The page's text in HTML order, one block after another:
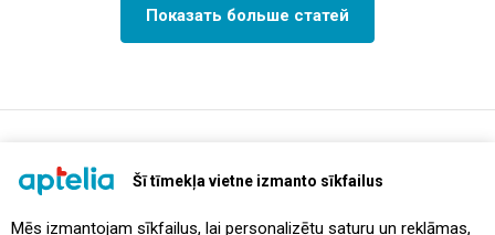
Šī tīmekļa vietne izmanto sīkfailus
Mēs izmantojam sīkfailus, lai personalizētu saturu un reklāmas,
Показать больше статей